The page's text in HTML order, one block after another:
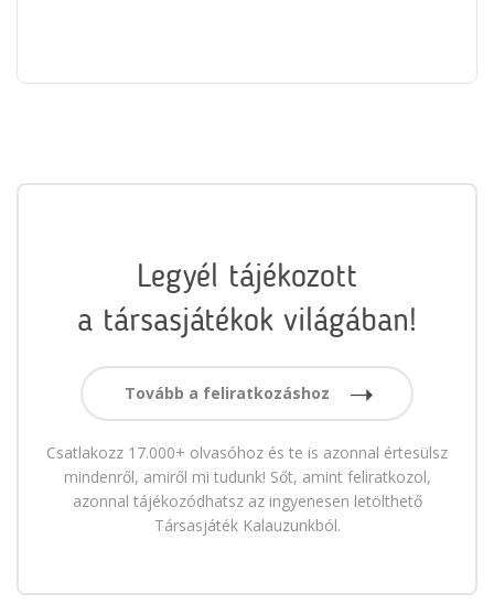
Legyél tájékozott
a társasjátékok világában!
Tovább a feliratkozáshoz
Csatlakozz 17.000+ olvasóhoz és te is azonnal értesülsz
mindenről, amiről mi tudunk! Sőt, amint feliratkozol,
azonnal tájékozódhatsz az ingyenesen letölthető
Társasjáték Kalauzunkból.